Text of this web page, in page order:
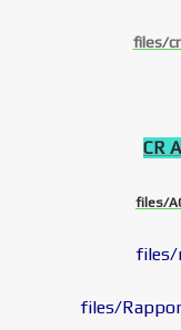
files/
CR
files/
files/
files/